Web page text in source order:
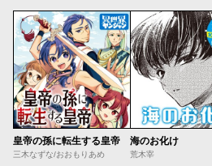
皇帝の孫に転生する皇帝
三木なずな/おおもりあめ
海のお化け
荒木宰